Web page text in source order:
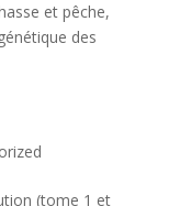
et pêche,
des
(tome 1 et